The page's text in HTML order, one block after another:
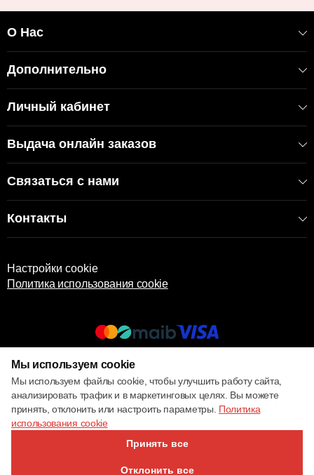
О Нас
Дополнительно
Личный кабинет
Выдача онлайн заказов
Связаться с нами
Контакты
Настройки cookie
Политика использования cookie
© 2017 – 2026 ECOM
Мы используем cookie
Мы используем файлы cookie, чтобы улучшить работу сайта,
анализировать трафик и в маркетинговых целях. Вы можете
принять, отклонить или настроить параметры. Политика
использования cookie
Принять все
Отклонить все